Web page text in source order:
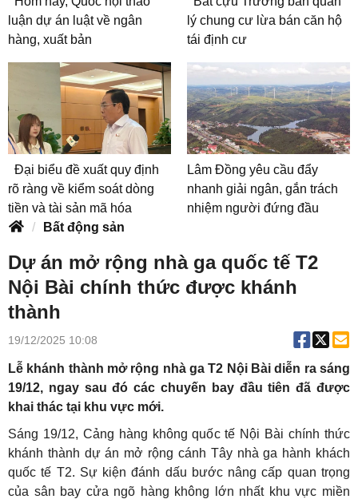
luận dự án luật về ngân
hàng, xuất bản
lý chung cư lừa bán căn hộ
tái định cư
Đại biểu đề xuất quy định
rõ ràng về kiểm soát dòng
tiền và tài sản mã hóa
Lâm Đồng yêu cầu đẩy
nhanh giải ngân, gắn trách
nhiệm người đứng đầu
Bất động sản
Dự án mở rộng nhà ga quốc tế T2
Nội Bài chính thức được khánh
thành
19/12/2025 10:08
Lễ khánh thành mở rộng nhà ga T2 Nội Bài diễn ra sáng
19/12, ngay sau đó các chuyến bay đầu tiên đã được
khai thác tại khu vực mới.
Sáng 19/12, Cảng hàng không quốc tế Nội Bài chính thức
khánh thành dự án mở rộng cánh Tây nhà ga hành khách
quốc tế T2. Sự kiện đánh dấu bước nâng cấp quan trọng
của sân bay cửa ngõ hàng không lớn nhất khu vực miền